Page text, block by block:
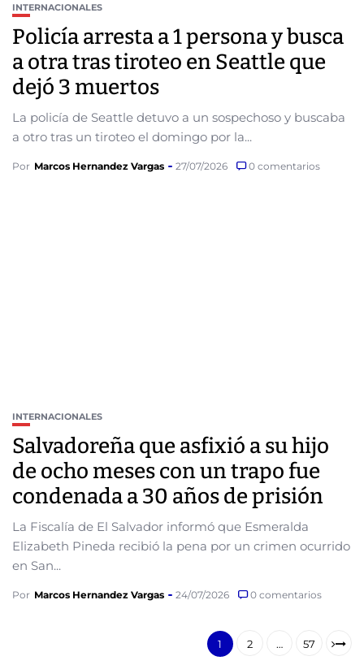
INTERNACIONALES
Policía arresta a 1 persona y busca
a otra tras tiroteo en Seattle que
dejó 3 muertos
La policía de Seattle detuvo a un sospechoso y buscaba
a otro tras un tiroteo el domingo por la...
Por Marcos Hernandez Vargas 27/07/2026 0 comentarios
INTERNACIONALES
Salvadoreña que asfixió a su hijo
de ocho meses con un trapo fue
condenada a 30 años de prisión
La Fiscalía de El Salvador informó que Esmeralda
Elizabeth Pineda recibió la pena por un crimen ocurrido
en San...
Por Marcos Hernandez Vargas 24/07/2026 0 comentarios
1 2 … 57